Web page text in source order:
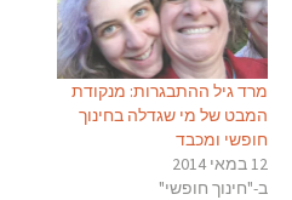
מרד גיל ההתבגרות: מנקודת
המבט של מי שגדלה בחינוך
חופשי ומכבד
12 במאי 2014
ב-"חינוך חופשי"